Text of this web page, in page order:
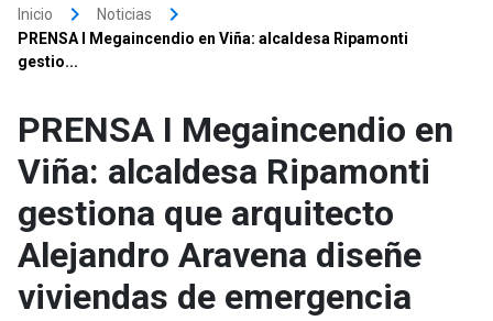
Inicio keyboard_arrow_right Noticias keyboard_arrow_right
PRENSA I Megaincendio en Viña: alcaldesa Ripamonti
gestio...
PRENSA I Megaincendio en
Viña: alcaldesa Ripamonti
gestiona que arquitecto
Alejandro Aravena diseñe
viviendas de emergencia